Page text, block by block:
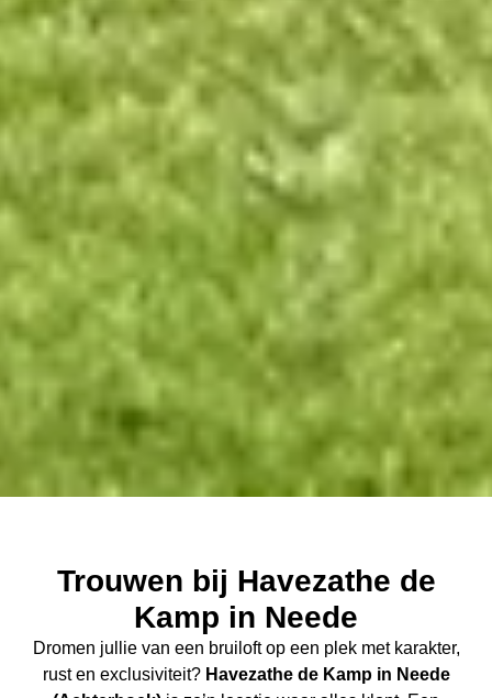
Trouwen bij Havezathe de
Kamp in Neede
Dromen jullie van een bruiloft op een plek met karakter,
rust en exclusiviteit? Havezathe de Kamp in Neede